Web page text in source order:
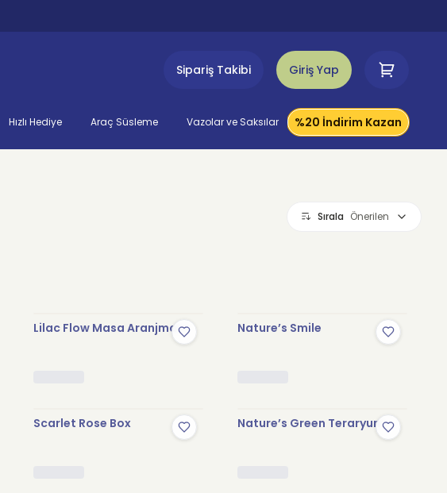
Sipariş Takibi Giriş Yap
Hızlı Hediye Araç Süsleme Vazolar ve Saksılar %20 İndirim Kazan
Sırala Önerilen
Lilac Flow Masa Aranjmanı Nature’s Smile
Scarlet Rose Box Nature’s Green Teraryum